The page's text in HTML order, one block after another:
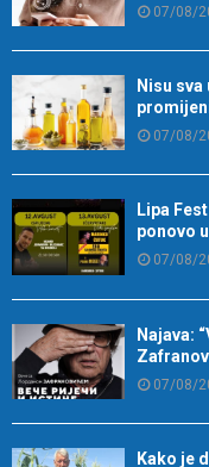
07/08/
Nisu
07/08/
Lipa
ponovo
07/08/
Najava:
07/08/
Kako je